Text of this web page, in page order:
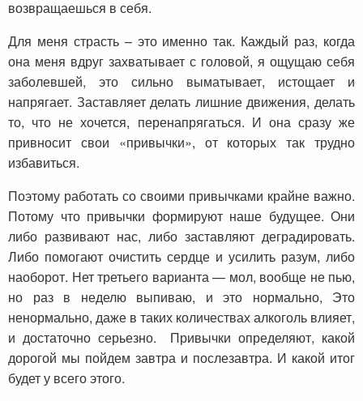
возвращаешься в себя.
Для меня страсть – это именно так. Каждый раз, когда
она меня вдруг захватывает с головой, я ощущаю себя
заболевшей, это сильно выматывает, истощает и
напрягает. Заставляет делать лишние движения, делать
то, что не хочется, перенапрягаться. И она сразу же
привносит свои «привычки», от которых так трудно
избавиться.
Поэтому работать со своими привычками крайне важно.
Потому что привычки формируют наше будущее. Они
либо развивают нас, либо заставляют деградировать.
Либо помогают очистить сердце и усилить разум, либо
наоборот. Нет третьего варианта — мол, вообще не пью,
но раз в неделю выпиваю, и это нормально, Это
ненормально, даже в таких количествах алкоголь влияет,
и достаточно серьезно. Привычки определяют, какой
дорогой мы пойдем завтра и послезавтра. И какой итог
будет у всего этого.